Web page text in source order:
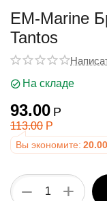
EM-Marine
Tantos
На складе
93.00 Р
113.00 Р
Вы экономите: 20.00
+
−